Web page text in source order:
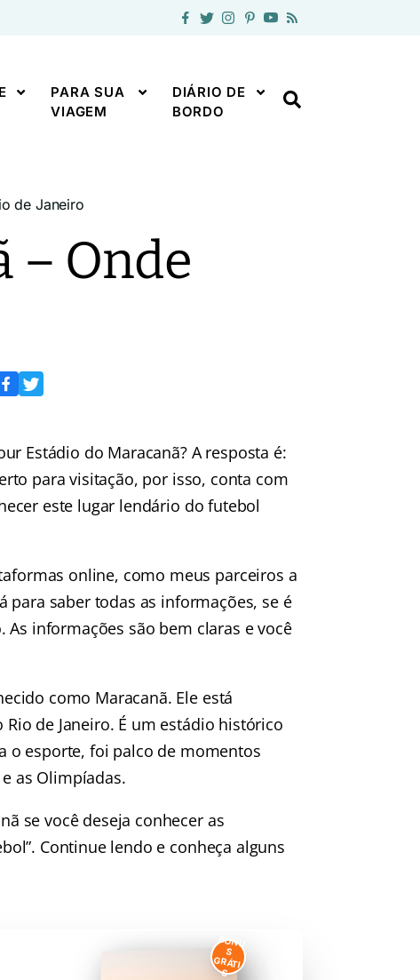
PARA SUA
VIAGEM
DIÁRIO DE
BORDO
de Janeiro
– Onde
Estádio do Maracanã? A resposta é:
para visitação, por isso, conta com
este lugar lendário do futebol
online, como meus parceiros a
para saber todas as informações, se é
informações são bem claras e você
como Maracanã. Ele está
de Janeiro. É um estádio histórico
o esporte, foi palco de momentos
as Olimpíadas.
se você deseja conhecer as
Continue lendo e conheça alguns
BÔNU
S
GRÁTI
S